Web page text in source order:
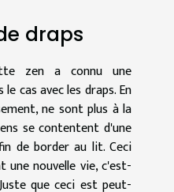
draps
zen a connu une
cas avec les draps. En
ne sont plus à la
se contentent d'une
de border au lit. Ceci
nouvelle vie, c'est-
que ceci est peut-